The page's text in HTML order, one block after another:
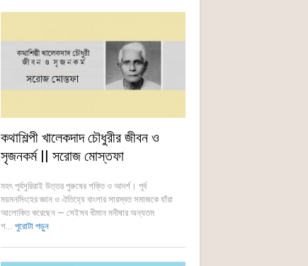
কথাশিল্পী খালেকদাদ চৌধুরীর জীবন ও
সৃজনকর্ম || সরোজ মোস্তফা
মহৎ পূর্বসুরিরাই উত্তর পুরুষের শক্তি ও আদর্শ। পূর্ব
ময়মনসিংহের জ্ঞান ও ঐতিহ্যে বাংলার সারস্বত সমাজকে যাঁরা
আলোকিত করেছেন — সেইসব ধীমান মনীষার অন্যতম
শ... পুরোটা পড়ুন